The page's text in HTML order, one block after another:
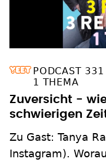
PODCAST
1 THEMA
Zuversicht -
schwierigen
Zu Gast: Tanya
Instagram).